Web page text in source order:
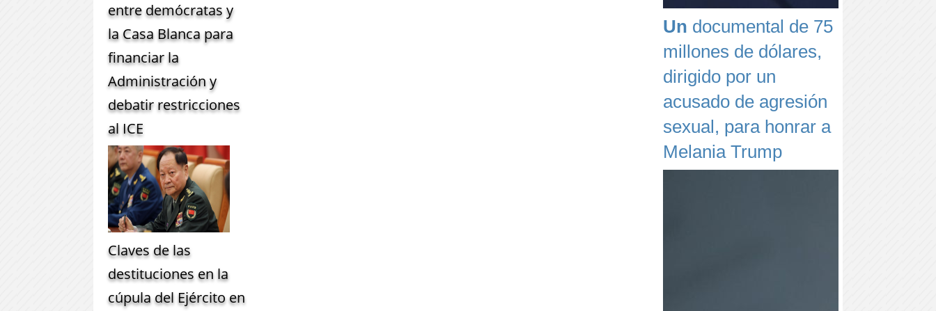
entre demócratas y
la Casa Blanca para
financiar la
Administración y
debatir restricciones
al ICE
Claves de las
destituciones en la
cúpula del Ejército en
Un documental de 75
millones de dólares,
dirigido por un
acusado de agresión
sexual, para honrar a
Melania Trump